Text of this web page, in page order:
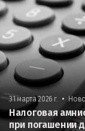
31 марта 2026 г. •
Налоговая
при погашении